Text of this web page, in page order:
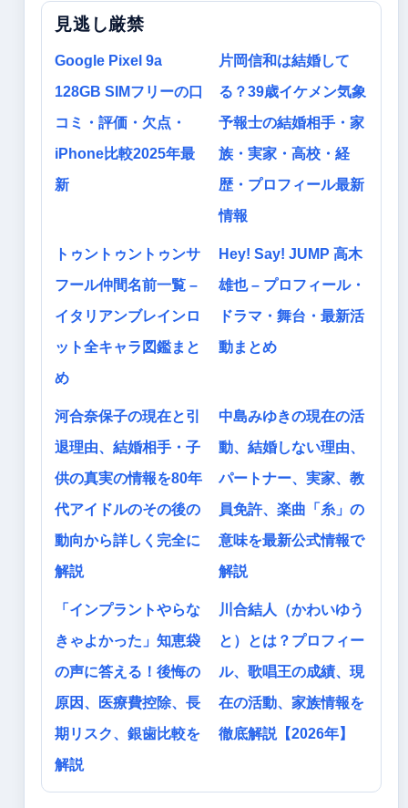
見逃し厳禁
Google Pixel 9a
128GB SIMフリーの口
コミ・評価・欠点・
iPhone比較2025年最
新
片岡信和は結婚して
る？39歳イケメン気象
予報士の結婚相手・家
族・実家・高校・経
歴・プロフィール最新
情報
トゥントゥントゥンサ
フール仲間名前一覧 –
イタリアンブレインロ
ット全キャラ図鑑まと
め
Hey! Say! JUMP 高木
雄也 – プロフィール・
ドラマ・舞台・最新活
動まとめ
河合奈保子の現在と引
退理由、結婚相手・子
供の真実の情報を80年
代アイドルのその後の
動向から詳しく完全に
解説
中島みゆきの現在の活
動、結婚しない理由、
パートナー、実家、教
員免許、楽曲「糸」の
意味を最新公式情報で
解説
「インプラントやらな
きゃよかった」知恵袋
の声に答える！後悔の
原因、医療費控除、長
期リスク、銀歯比較を
解説
川合結人（かわいゆう
と）とは？プロフィー
ル、歌唱王の成績、現
在の活動、家族情報を
徹底解説【2026年】